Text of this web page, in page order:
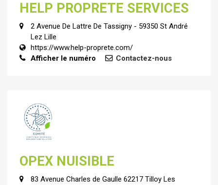
HELP PROPRETE SERVICES
2 Avenue De Lattre De Tassigny - 59350 St André
Lez Lille
https://www.help-proprete.com/
Afficher le numéro
Contactez-nous
OPEX NUISIBLE
83 Avenue Charles de Gaulle 62217 Tilloy Les